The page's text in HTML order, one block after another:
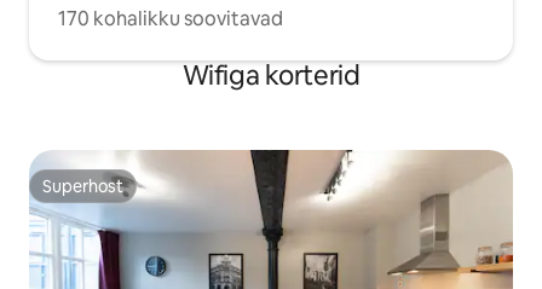
170 kohalikku soovitavad
Wifiga korterid
Superhost
Superhost